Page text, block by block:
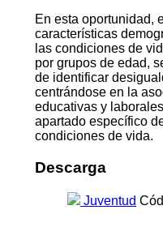
En esta oportunidad,
características
las condiciones de
por grupos de edad,
de identificar
centrándose en la
educativas y
apartado específico
condiciones de vida.
Descarga
Juventud